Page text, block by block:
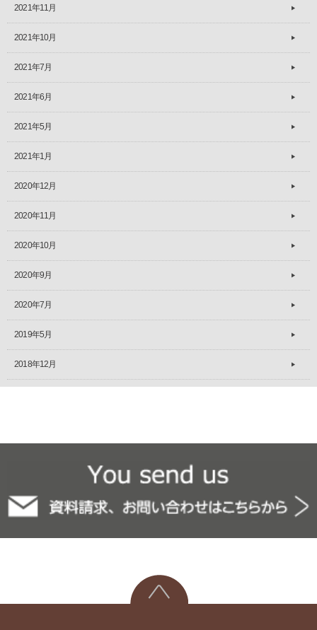
2021年11月
2021年10月
2021年7月
2021年6月
2021年5月
2021年1月
2020年12月
2020年11月
2020年10月
2020年9月
2020年7月
2019年5月
2018年12月